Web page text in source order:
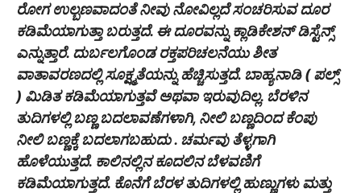
ರೋಗ ಉಲ್ಬಣವಾದಂತೆ ನೀವು ನೋವಿಲ್ಲದೆ ಸಂಚರಿಸುವ ದೂರ
ಕಡಿಮೆಯಾಗುತ್ತಾ ಬರುತ್ತದೆ. ಈ ದೂರವನ್ನು ಕ್ಲಾಡಿಕೇಶನ್ ಡಿಸ್ಟೆನ್ಸ್
ಎನ್ನುತ್ತಾರೆ. ದುರ್ಬಲಗೊಂಡ ರಕ್ತಪರಿಚಲನೆಯು ಶೀತ
ವಾತಾವರಣದಲ್ಲಿ ಸೂಕ್ಷ್ಮತೆಯನ್ನು ಹೆಚ್ಚಿಸುತ್ತದೆ. ಬಾಹ್ಯನಾಡಿ ( ಪಲ್ಸ್
) ಮಿಡಿತ ಕಡಿಮೆಯಾಗುತ್ತವೆ ಅಥವಾ ಇರುವುದಿಲ್ಲ. ಬೆರಳಿನ
ತುದಿಗಳಲ್ಲಿ ಬಣ್ಣ ಬದಲಾವಣೆಗಳಾಗಿ, ನೀಲಿ ಬಣ್ಣದಿಂದ ಕೆಂಪು
ನೀಲಿ ಬಣ್ಣಕ್ಕೆ ಬದಲಾಗಬಹುದು . ಚರ್ಮವು ತೆಳ್ಳಗಾಗಿ
ಹೊಳೆಯುತ್ತದೆ. ಕಾಲಿನಲ್ಲಿನ ಕೂದಲಿನ ಬೆಳವಣಿಗೆ
ಕಡಿಮೆಯಾಗುತ್ತದೆ. ಕೊನೆಗೆ ಬೆರಳ ತುದಿಗಳಲ್ಲಿ ಹುಣ್ಣುಗಳು ಮತ್ತು